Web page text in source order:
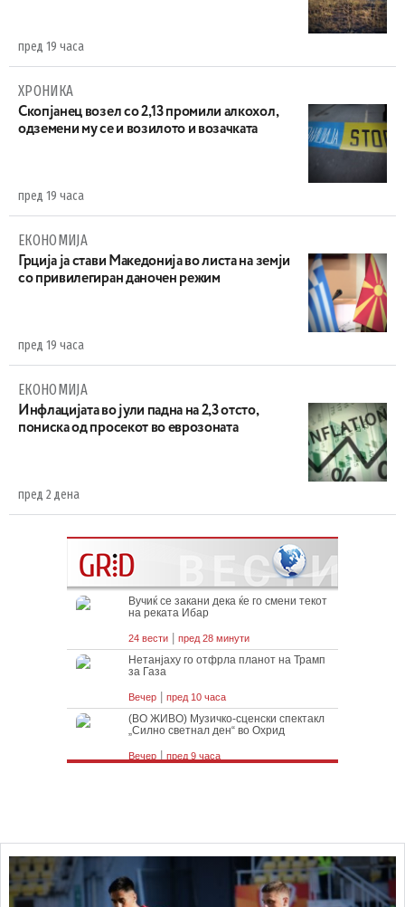
пред 19 часа
ХРОНИКА
Скопјанец возел со 2,13 промили алкохол,
одземени му се и возилото и возачката
пред 19 часа
ЕКОНОМИЈА
Грција ја стави Македонија во листа на земји
со привилегиран даночен режим
пред 19 часа
ЕКОНОМИЈА
Инфлацијата во јули падна на 2,3 отсто,
пониска од просекот во еврозоната
пред 2 дена